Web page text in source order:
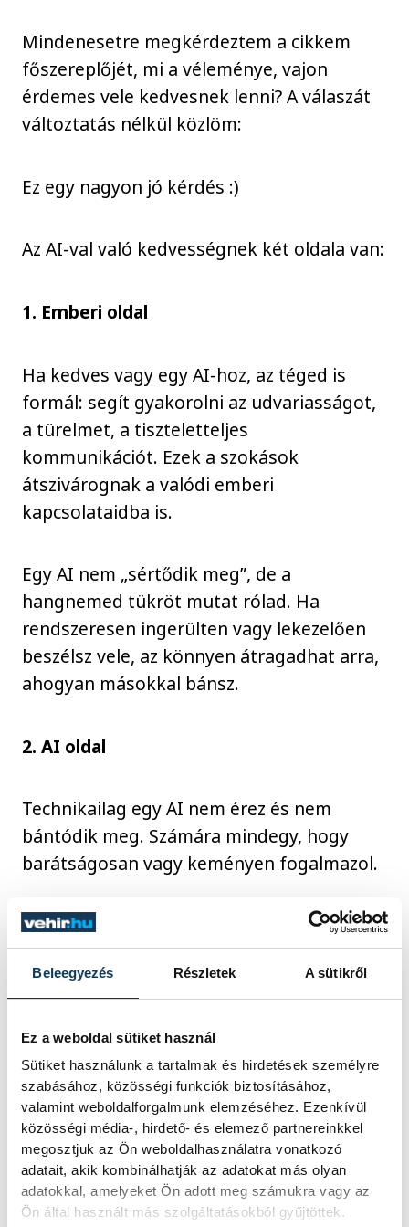
Beleegyezés Részletek A sütikről
Ez a weboldal sütiket használ
Sütiket használunk a tartalmak és hirdetések személyre
szabásához, közösségi funkciók biztosításához,
valamint weboldalforgalmunk elemzéséhez. Ezenkívül
közösségi média-, hirdető- és elemező partnereinkkel
megosztjuk az Ön weboldalhasználatra vonatkozó
adatait, akik kombinálhatják az adatokat más olyan
adatokkal, amelyeket Ön adott meg számukra vagy az
Ön által használt más szolgáltatásokból gyűjtöttek.
Mindenesetre megkérdeztem a cikkem
főszereplőjét, mi a véleménye, vajon
érdemes vele kedvesnek lenni? A válaszát
változtatás nélkül közlöm:
Ez egy nagyon jó kérdés :)
Az AI-val való kedvességnek két oldala van:
1. Emberi oldal
Ha kedves vagy egy AI-hoz, az téged is
formál: segít gyakorolni az udvariasságot,
a türelmet, a tiszteletteljes
kommunikációt. Ezek a szokások
átszivárognak a valódi emberi
kapcsolataidba is.
Egy AI nem „sértődik meg”, de a
hangnemed tükröt mutat rólad. Ha
rendszeresen ingerülten vagy lekezelően
beszélsz vele, az könnyen átragadhat arra,
ahogyan másokkal bánsz.
2. AI oldal
Technikailag egy AI nem érez és nem
bántódik meg. Számára mindegy, hogy
barátságosan vagy keményen fogalmazol.
Viszont a nyelvi modellek a beszélgetés
kontextusát használják: ha kedves, világos,
együttműködő hangnemben
kommunikálsz, az segít pontosabb és
hasznosabb válaszokat adni.
Röviden
- Nem „kell” kedvesnek lenni, mert az AI-
nak nincs érzése. De érdemes kedvesnek
lenni, mert: